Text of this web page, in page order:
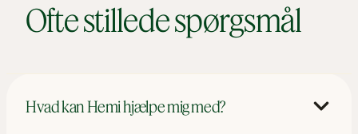
Ofte stillede spørgsmål
Hvad kan Hemi hjælpe mig med?